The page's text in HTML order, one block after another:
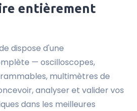
entièrement
dispose d'une
— oscilloscopes,
multimètres de
analyser et valider vos
dans les meilleures